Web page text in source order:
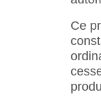
Ce